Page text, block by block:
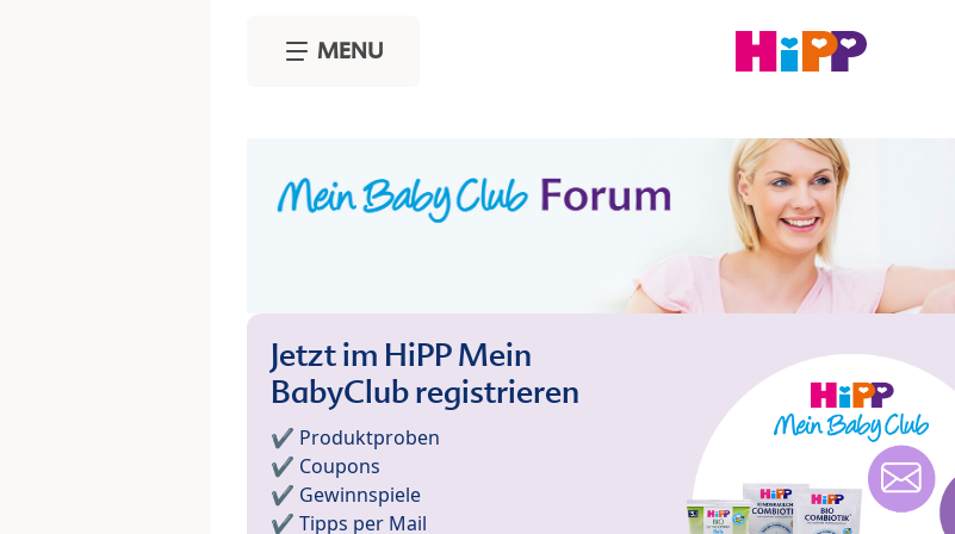
MENU
Jetzt im HiPP Mein
BabyClub registrieren
✔️ Produktproben
✔️ Coupons
✔️ Gewinnspiele
✔️ Tipps per Mail